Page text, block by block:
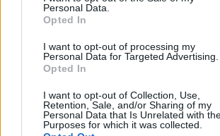
Personal Data.
Opted In
I want to opt-out of processing my
Personal Data for Targeted Advertising.
Opted In
I want to opt-out of Collection, Use,
Retention, Sale, and/or Sharing of my
Personal Data that Is Unrelated with
Purposes for which it was collected.
kicsit nehéz kijönni vele, mert
néha egy kicsit szélsőséges
olyan szórakoztató eljátszani."
A gombák említése egyébként